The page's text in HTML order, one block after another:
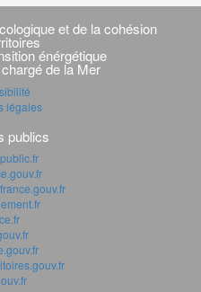
et de la cohésion
énérgétique
de la Mer
légales
publics